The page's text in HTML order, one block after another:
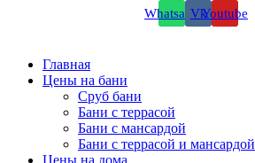
WhatsappVkYoutube
Главная
Цены на бани
Сруб бани
Бани с террасой
Бани с мансардой
Бани с террасой и мансардой